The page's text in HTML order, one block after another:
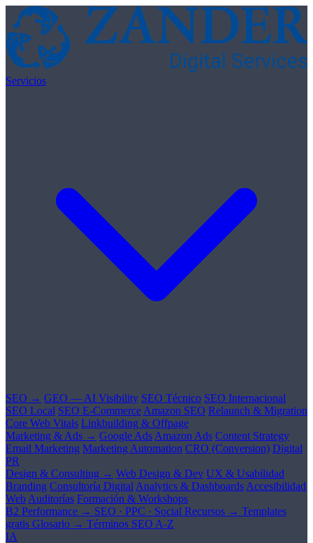
Skip to content
Servicios
SEO → GEO — AI Visibility SEO Técnico SEO Internacional
SEO Local SEO E-Commerce Amazon SEO Relaunch & Migration
Core Web Vitals Linkbuilding & Offpage
Marketing & Ads → Google Ads Amazon Ads Content Strategy
Email Marketing Marketing Automation CRO (Conversion) Digital
PR
Design & Consulting → Web Design & Dev UX & Usabilidad
Branding Consultoría Digital Analytics & Dashboards Accesibilidad
Web Auditorías Formación & Workshops
B2 Performance → SEO · PPC · Social Recursos → Templates
gratis Glosario → Términos SEO A-Z
IA